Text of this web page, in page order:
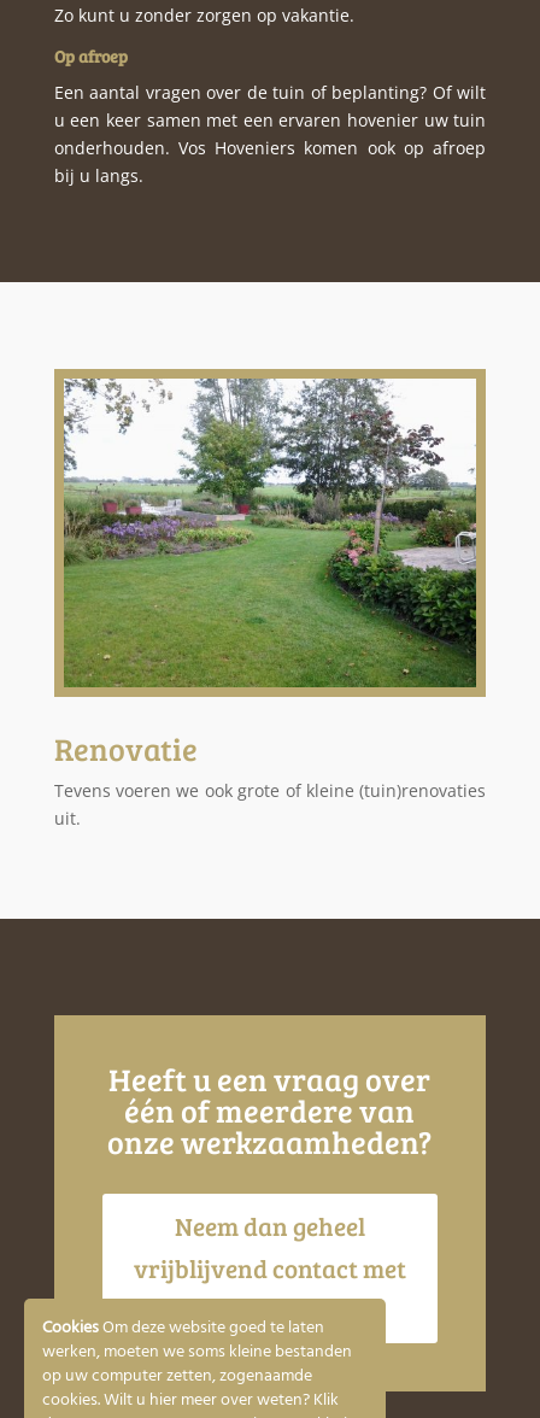
Zo kunt u zonder zorgen op vakantie.
Op afroep
Een aantal vragen over de tuin of beplanting? Of wilt
u een keer samen met een ervaren hovenier uw tuin
onderhouden. Vos Hoveniers komen ook op afroep
bij u langs.
Renovatie
Tevens voeren we ook grote of kleine (tuin)renovaties
uit.
Heeft u een vraag over
één of meerdere van
onze werkzaamheden?
Neem dan geheel
vrijblijvend contact met
ons op!
CookiesOm deze website goed te laten
werken, moeten we soms kleine bestanden
op uw computer zetten, zogenaamde
cookies. Wilt u hier meer over weten? Klik